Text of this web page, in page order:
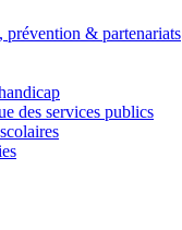
prévention & partenariats
des services publics